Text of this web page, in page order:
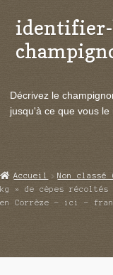
Aller
à
la
Aller
au
contenu
identifier-
Actualités
Echanges et contacts
Mycologie
Décrivez le
jusqu'à ce que vous
Accueil Non
kg » de cèpes récoltés
en Corrèze – ici –